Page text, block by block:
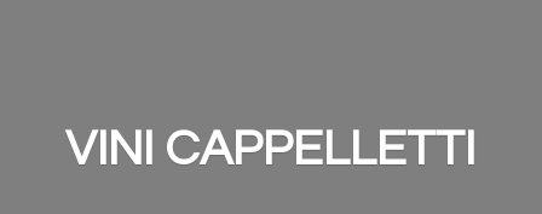
VINI CAPPELLETTI